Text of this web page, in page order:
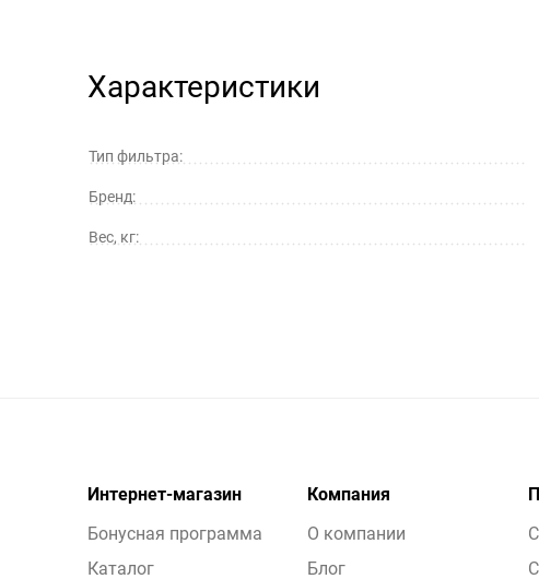
Характеристики
Тип фильтра:
Бренд:
Вес, кг:
Интернет-магазин
Бонусная программа
Каталог
Компания
О компании
Блог